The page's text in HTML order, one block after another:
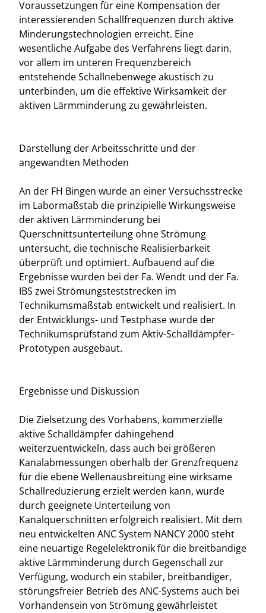
Voraussetzungen für eine Kompensation der
interessierenden Schallfrequenzen durch aktive
Minderungstechnologien erreicht. Eine
wesentliche Aufgabe des Verfahrens liegt darin,
vor allem im unteren Frequenzbereich
entstehende Schallnebenwege akustisch zu
unterbinden, um die effektive Wirksamkeit der
aktiven Lärmminderung zu gewährleisten.
Darstellung der Arbeitsschritte und der
angewandten Methoden
An der FH Bingen wurde an einer Versuchsstrecke
im Labormaßstab die prinzipielle Wirkungsweise
der aktiven Lärmminderung bei
Querschnittsunterteilung ohne Strömung
untersucht, die technische Realisierbarkeit
überprüft und optimiert. Aufbauend auf die
Ergebnisse wurden bei der Fa. Wendt und der Fa.
IBS zwei Strömungsteststrecken im
Technikumsmaßstab entwickelt und realisiert. In
der Entwicklungs- und Testphase wurde der
Technikumsprüfstand zum Aktiv-Schalldämpfer-
Prototypen ausgebaut.
Ergebnisse und Diskussion
Die Zielsetzung des Vorhabens, kommerzielle
aktive Schalldämpfer dahingehend
weiterzuentwickeln, dass auch bei größeren
Kanalabmessungen oberhalb der Grenzfrequenz
für die ebene Wellenausbreitung eine wirksame
Schallreduzierung erzielt werden kann, wurde
durch geeignete Unterteilung von
Kanalquerschnitten erfolgreich realisiert. Mit dem
neu entwickelten ANC System NANCY 2000 steht
eine neuartige Regelelektronik für die breitbandige
aktive Lärmminderung durch Gegenschall zur
Verfügung, wodurch ein stabiler, breitbandiger,
störungsfreier Betrieb des ANC-Systems auch bei
Vorhandensein von Strömung gewährleistet